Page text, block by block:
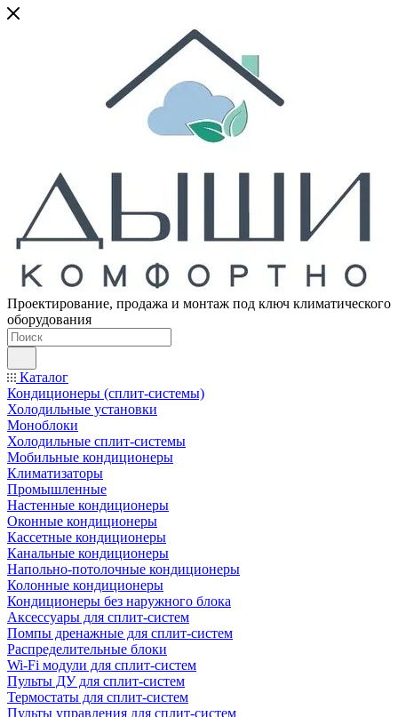
Проектирование, продажа и монтаж под ключ климатического
оборудования
Каталог
Кондиционеры (сплит-системы)
Холодильные установки
Моноблоки
Холодильные сплит-системы
Мобильные кондиционеры
Климатизаторы
Промышленные
Настенные кондиционеры
Оконные кондиционеры
Кассетные кондиционеры
Канальные кондиционеры
Напольно-потолочные кондиционеры
Колонные кондиционеры
Кондиционеры без наружного блока
Аксессуары для сплит-систем
Помпы дренажные для сплит-систем
Распределительные блоки
Wi-Fi модули для сплит-систем
Пульты ДУ для сплит-систем
Термостаты для сплит-систем
Пульты управления для сплит-систем